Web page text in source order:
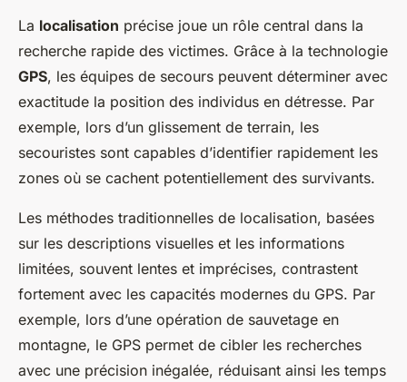
La localisation précise joue un rôle central dans la
recherche rapide des victimes. Grâce à la technologie
GPS, les équipes de secours peuvent déterminer avec
exactitude la position des individus en détresse. Par
exemple, lors d’un glissement de terrain, les
secouristes sont capables d’identifier rapidement les
zones où se cachent potentiellement des survivants.
Les méthodes traditionnelles de localisation, basées
sur les descriptions visuelles et les informations
limitées, souvent lentes et imprécises, contrastent
fortement avec les capacités modernes du GPS. Par
exemple, lors d’une opération de sauvetage en
montagne, le GPS permet de cibler les recherches
avec une précision inégalée, réduisant ainsi les temps